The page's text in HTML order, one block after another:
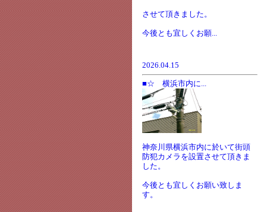
させて頂きました。
今後とも宜しくお願...
2026.04.15
■☆ 横浜市内に...
神奈川県横浜市内に於いて街頭
防犯カメラを設置させて頂きま
した。
今後とも宜しくお願い致しま
す。